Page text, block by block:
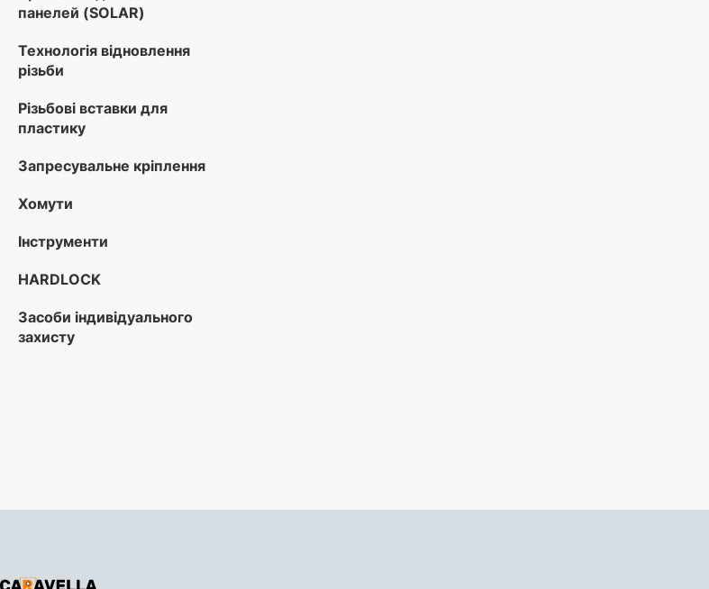
панелей (SOLAR)
Технологія відновлення
різьби
Різьбові вставки для
пластику
Запресувальне кріплення
Хомути
Інструменти
HARDLOCK
Засоби індивідуального
захисту